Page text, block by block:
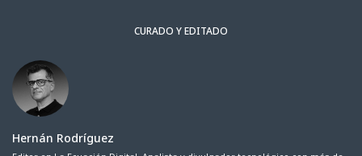
CURADO Y EDITADO
Hernán Rodríguez